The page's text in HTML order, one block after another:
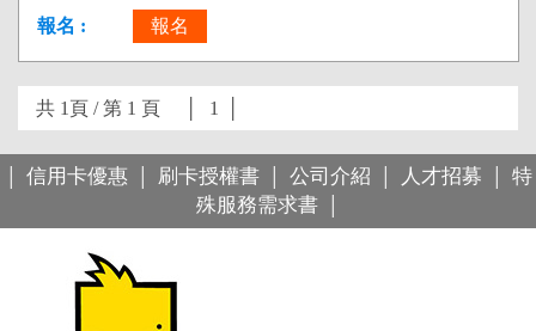
報名
共 1頁 / 第 1 頁 │ 1
信用卡優惠 刷卡授權書 公司介紹 人才招募
特
殊服務需求書